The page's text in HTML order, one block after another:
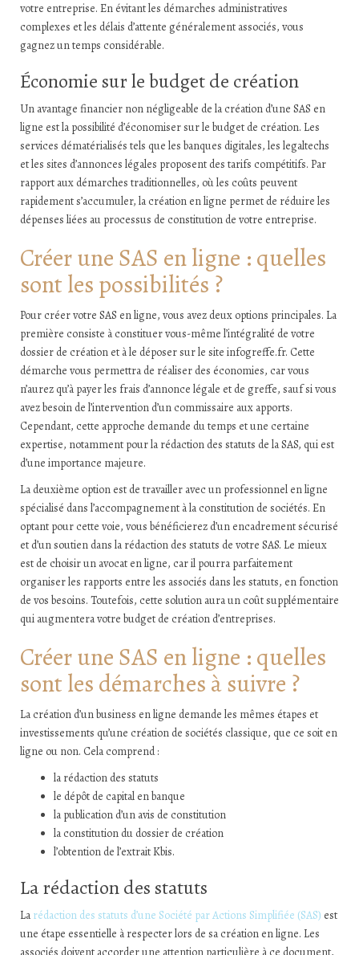
votre entreprise. En évitant les démarches administratives
complexes et les délais d’attente généralement associés, vous
gagnez un temps considérable.
Économie sur le budget de création
Un avantage financier non négligeable de la création d’une SAS en
ligne est la possibilité d’économiser sur le budget de création. Les
services dématérialisés tels que les banques digitales, les legaltechs
et les sites d’annonces légales proposent des tarifs compétitifs. Par
rapport aux démarches traditionnelles, où les coûts peuvent
rapidement s’accumuler, la création en ligne permet de réduire les
dépenses liées au processus de constitution de votre entreprise.
Créer une SAS en ligne : quelles
sont les possibilités ?
Pour créer votre SAS en ligne, vous avez deux options principales. La
première consiste à constituer vous-même l’intégralité de votre
dossier de création et à le déposer sur le site infogreffe.fr. Cette
démarche vous permettra de réaliser des économies, car vous
n’aurez qu’à payer les frais d’annonce légale et de greffe, sauf si vous
avez besoin de l’intervention d’un commissaire aux apports.
Cependant, cette approche demande du temps et une certaine
expertise, notamment pour la rédaction des statuts de la SAS, qui est
d’une importance majeure.
La deuxième option est de travailler avec un professionnel en ligne
spécialisé dans l’accompagnement à la constitution de sociétés. En
optant pour cette voie, vous bénéficierez d’un encadrement sécurisé
et d’un soutien dans la rédaction des statuts de votre SAS. Le mieux
est de choisir un avocat en ligne, car il pourra parfaitement
organiser les rapports entre les associés dans les statuts, en fonction
de vos besoins. Toutefois, cette solution aura un coût supplémentaire
qui augmentera votre budget de création d’entreprises.
Créer une SAS en ligne : quelles
sont les démarches à suivre ?
La création d’un business en ligne demande les mêmes étapes et
investissements qu’une création de sociétés classique, que ce soit en
ligne ou non. Cela comprend :
la rédaction des statuts
le dépôt de capital en banque
la publication d’un avis de constitution
la constitution du dossier de création
l’obtention de l’extrait Kbis.
La rédaction des statuts
La rédaction des statuts d’une Société par Actions Simplifiée (SAS) est
une étape essentielle à respecter lors de sa création en ligne. Les